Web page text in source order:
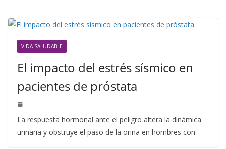
VIDA SALUDABLE
El impacto del estrés sísmico en
pacientes de próstata
La respuesta hormonal ante el peligro altera la dinámica
urinaria y obstruye el paso de la orina en hombres con